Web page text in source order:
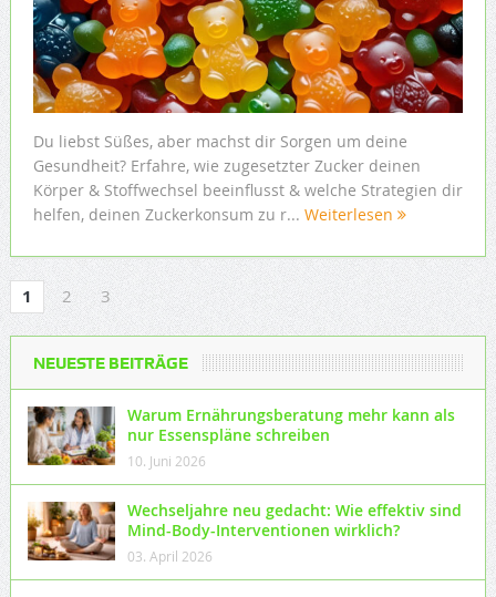
Du liebst Süßes, aber machst dir Sorgen um deine
Gesundheit? Erfahre, wie zugesetzter Zucker deinen
Körper & Stoffwechsel beeinflusst & welche Strategien dir
helfen, deinen Zuckerkonsum zu r... Weiterlesen
1 2 3
NEUESTE BEITRÄGE
Warum Ernährungsberatung mehr kann als
nur Essenspläne schreiben
10. Juni 2026
Wechseljahre neu gedacht: Wie effektiv sind
Mind-Body-Interventionen wirklich?
03. April 2026